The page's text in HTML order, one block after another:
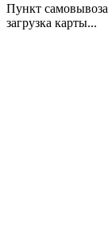
Пункт самовывоза
загрузка карты...